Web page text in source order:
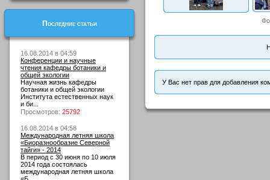
Последние статьи
16.08.2014 в 04:59
Конференции и научные
чтения кафедры ботаники и
общей экологии
Научная жизнь кафедры
ботаники и общей экологии
Института естественных наук
и би...
Просмотров: 25792
16.08.2014 в 04:58
Международная летняя школа
«Биоразнообразие Северной
тайги» - 2014
В период с 30 июня по 10 июля
2014 года состоялась
международная летняя школа
У Вас нет прав для добавления